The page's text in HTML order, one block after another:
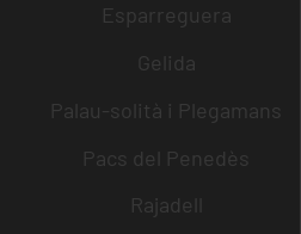
Esparreguera
Gelida
Palau-solità i Plegamans
Pacs del Penedès
Rajadell